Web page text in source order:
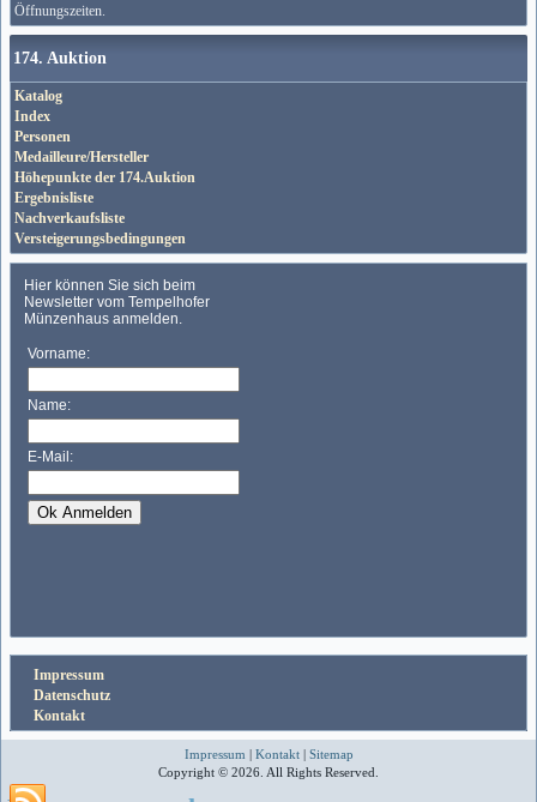
Öffnungszeiten.
174. Auktion
Katalog
Index
Personen
Medailleure/Hersteller
Höhepunkte der 174.Auktion
Ergebnisliste
Nachverkaufsliste
Versteigerungsbedingungen
Impressum
Datenschutz
Kontakt
Impressum | Kontakt| Sitemap
Copyright © 2026. All Rights Reserved.